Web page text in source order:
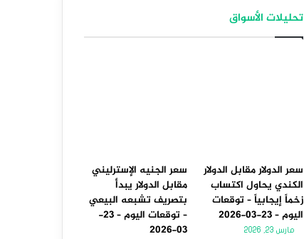
تحليلات الأسواق
سعر الدولار مقابل الدولار
الكندي يحاول اكتساب
زخماً إيجابياً – توقعات
اليوم – 23-03-2026
مارس 23, 2026
سعر الجنيه الإسترليني
مقابل الدولار يبدأ
بتصريف تشبعه البيعي
– توقعات اليوم – 23-
03-2026